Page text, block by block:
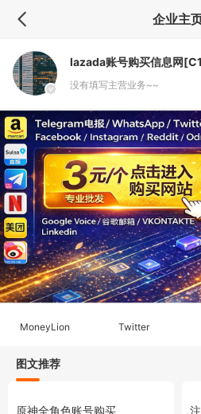
企业主
lazada账号购买信息网
没有填写主营业务~~
MoneyLion Twitter
图文推荐
原神全角色账号购买